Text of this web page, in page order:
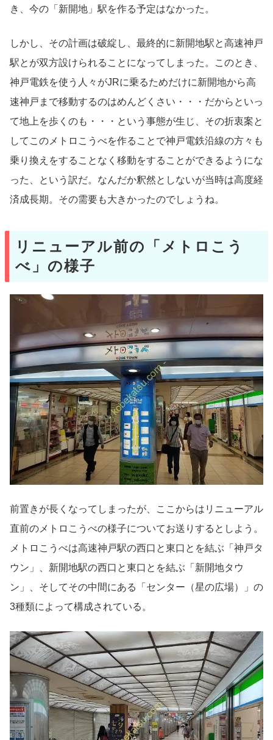
き、今の「新開地」駅を作る予定はなかった。
しかし、その計画は破綻し、最終的に新開地駅と高速神戸
駅とが双方設けられることになってしまった。このとき、
神戸電鉄を使う人々がJRに乗るためだけに新開地から高
速神戸まで移動するのはめんどくさい・・・だからといっ
て地上を歩くのも・・・という事態が生じ、その折衷案と
してこのメトロこうべを作ることで神戸電鉄沿線の方々も
乗り換えをすることなく移動をすることができるようにな
った、という訳だ。なんだか釈然としないが当時は高度経
済成長期。その需要も大きかったのでしょうね。
リニューアル前の「メトロこう
べ」の様子
前置きが長くなってしまったが、ここからはリニューアル
直前のメトロこうべの様子についてお送りするとしよう。
メトロこうべは高速神戸駅の西口と東口とを結ぶ「神戸タ
ウン」、新開地駅の西口と東口とを結ぶ「新開地タウ
ン」、そしてその中間にある「センター（星の広場）」の
3種類によって構成されている。